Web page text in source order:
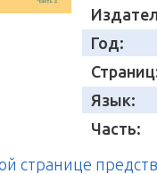
Год:
Язык:
Часть:
странице